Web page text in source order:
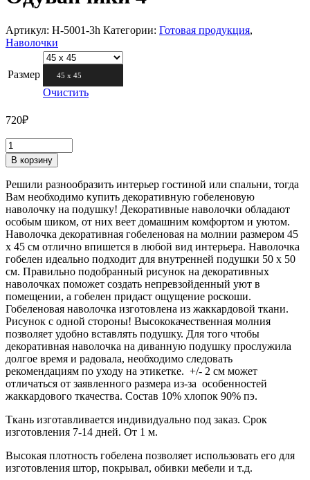
Артикул: Н-5001-3h Категории: Готовая продукция,
Наволочки
Размер 45 х 45
Очистить
720₽
В корзину
Решили разнообразить интерьер гостиной или спальни, тогда
Вам необходимо купить декоративную гобеленовую
наволочку на подушку! Декоративные наволочки обладают
особым шиком, от них веет домашним комфортом и уютом.
Наволочка декоративная гобеленовая на молнии размером 45
х 45 см отлично впишется в любой вид интерьера. Наволочка
гобелен идеально подходит для внутренней подушки 50 х 50
см. Правильно подобранный рисунок на декоративных
наволочках поможет создать непревзойденный уют в
помещении, а гобелен придаст ощущение роскоши.
Гобеленовая наволочка изготовлена из жаккардовой ткани.
Рисунок с одной стороны! Высококачественная молния
позволяет удобно вставлять подушку. Для того чтобы
декоративная наволочка на диванную подушку прослужила
долгое время и радовала, необходимо следовать
рекомендациям по уходу на этикетке. +/- 2 см может
отличаться от заявленного размера из-за особенностей
жаккардового ткачества. Состав 10% хлопок 90% пэ.
Ткань изготавливается индивидуально под заказ. Срок
изготовления 7-14 дней. От 1 м.
Высокая плотность гобелена позволяет использовать его для
изготовления штор, покрывал, обивки мебели и т.д.